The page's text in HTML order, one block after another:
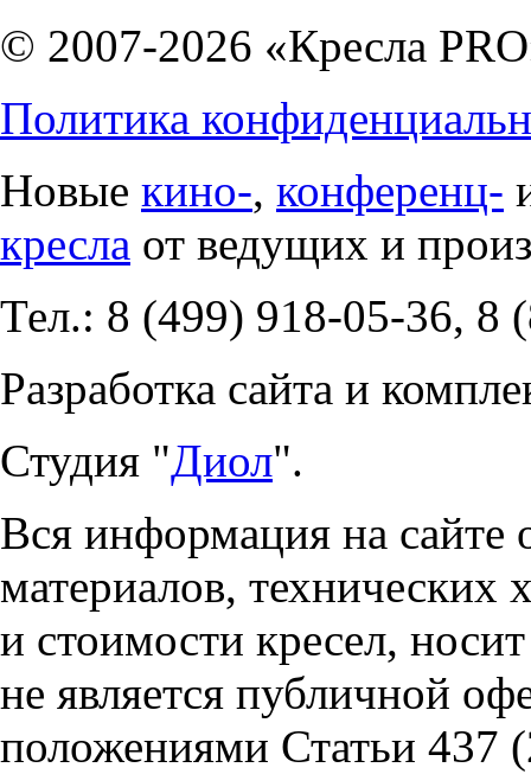
© 2007-2026 «Кресла
Политика
Новые кино-, конференц-
кресла от ведущих и
Тел.: 8 (499) 918-05-36, 8
Разработка сайта и
Студия "Диол".
Вся информация на сайте
материалов, технических
и стоимости кресел,
не является публичной
положениями Статьи 437